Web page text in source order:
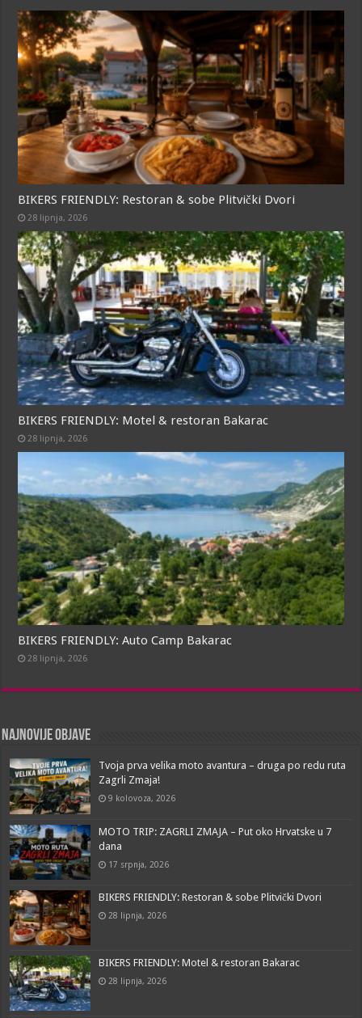
k
p
e
r
BIKERS FRIENDLY: Restoran & sobe Plitvički Dvori
28 lipnja, 2026
BIKERS FRIENDLY: Motel & restoran Bakarac
28 lipnja, 2026
BIKERS FRIENDLY: Auto Camp Bakarac
28 lipnja, 2026
Najnovije objave
Tvoja prva velika moto avantura – druga po redu ruta
Zagrli Zmaja!
9 kolovoza, 2026
MOTO TRIP: ZAGRLI ZMAJA – Put oko Hrvatske u 7
dana
17 srpnja, 2026
BIKERS FRIENDLY: Restoran & sobe Plitvički Dvori
28 lipnja, 2026
BIKERS FRIENDLY: Motel & restoran Bakarac
28 lipnja, 2026